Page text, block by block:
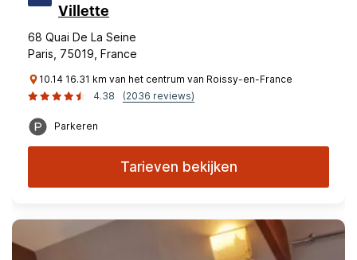
Villette
68 Quai De La Seine
Paris, 75019, France
10.14 16.31 km van het centrum van Roissy-en-France
4.38
(2036 reviews)
Parkeren
Tarieven bekijken